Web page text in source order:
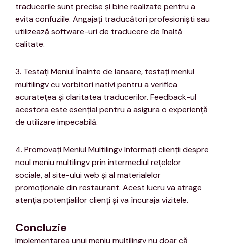
traducerile sunt precise și bine realizate pentru a
evita confuziile. Angajați traducători profesioniști sau
utilizează software-uri de traducere de înaltă
calitate.
3. Testați Meniul Înainte de lansare, testați meniul
multilingv cu vorbitori nativi pentru a verifica
acuratețea și claritatea traducerilor. Feedback-ul
acestora este esențial pentru a asigura o experiență
de utilizare impecabilă.
4. Promovați Meniul Multilingv Informați clienții despre
noul meniu multilingv prin intermediul rețelelor
sociale, al site-ului web și al materialelor
promoționale din restaurant. Acest lucru va atrage
atenția potențialilor clienți și va încuraja vizitele.
Concluzie
Implementarea unui meniu multilingv nu doar că